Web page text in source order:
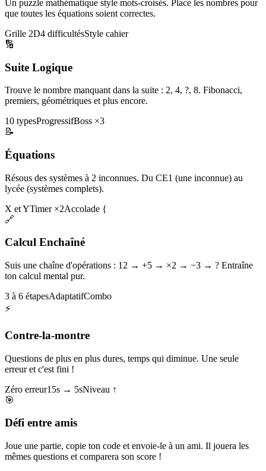
Un puzzle mathématique style mots-croisés. Place les nombres pour
que toutes les équations soient correctes.
Grille 2D4 difficultésStyle cahier
🔢
Suite Logique
Trouve le nombre manquant dans la suite : 2, 4, ?, 8. Fibonacci,
premiers, géométriques et plus encore.
10 typesProgressifBoss ×3
📝
Équations
Résous des systèmes à 2 inconnues. Du CE1 (une inconnue) au
lycée (systèmes complets).
X et YTimer ×2Accolade {
🔗
Calcul Enchaîné
Suis une chaîne d'opérations : 12 → +5 → ×2 → −3 → ? Entraîne
ton calcul mental pur.
3 à 6 étapesAdaptatifCombo
⚡
Contre-la-montre
Questions de plus en plus dures, temps qui diminue. Une seule
erreur et c'est fini !
Zéro erreur15s → 5sNiveau ↑
🎯
Défi entre amis
Joue une partie, copie ton code et envoie-le à un ami. Il jouera les
mêmes questions et comparera son score !